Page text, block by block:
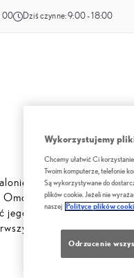
00 Dziś czynne:9:00 - 18:00
dokładamy
każdego
jego potrzeby. Chcemy
krokiem do
Wykorzystujemy
Chcemy ułatwić Ci
Twoim komputerze, telefonie
Są wykorzystywane do
plików cookie. Jeżeli nie
naszej
Polityce plików
Odrzucenie